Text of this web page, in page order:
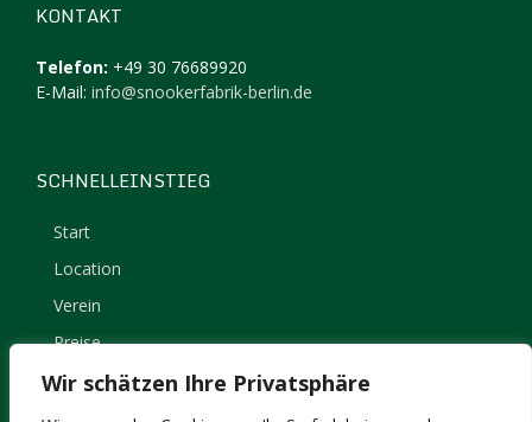
Wir schätzen Ihre Privatsphäre
KONTAKT
Telefon: +49 30 76689920
E-Mail: info@snookerfabrik-berlin.de
SCHNELLEINSTIEG
Start
Location
Verein
Preise
Kontakt
Impressum